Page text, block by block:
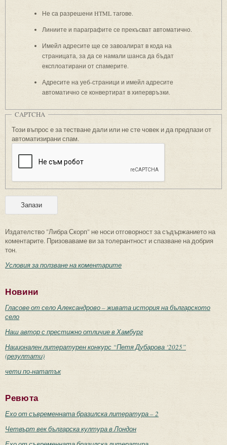
Не са разрешени HTML тагове.
Линиите и параграфите се прекъсват автоматично.
Имейл адресите ще се завоалират в кода на
страницата, за да се намали шанса да бъдат
експлоатирани от спамерите.
Адресите на уеб-страници и имейл адресите
автоматично се конвертират в хипервръзки.
CAPTCHA
Този въпрос е за тестване дали или не сте човек и да предпази от
автоматизирани спам.
Издателство "Либра Скорп" не носи отговорност за съдържанието на
коментарите. Призоваваме ви за толерантност и спазване на добрия
тон.
Условия за ползване на коментарите
Новини
Гласове от село Александрово – живата история на българското
село
Наш автор с престижно отличие в Хамбург
Национален литературен конкурс “Петя Дубарова ‘2025”
(резултати)
чети по-нататък
Ревюта
Ехо от съвременната бразилска литература – 2
Четвърт век българска култура в Лондон